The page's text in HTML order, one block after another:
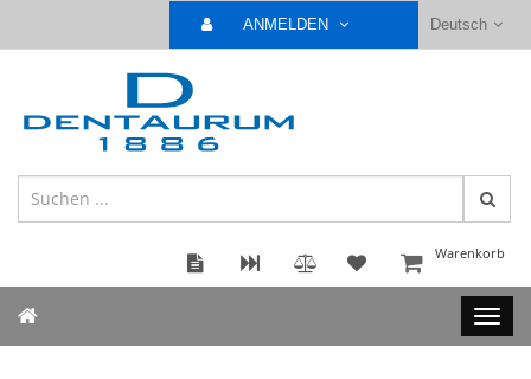
Deutsch
ANMELDEN
Warenkorb